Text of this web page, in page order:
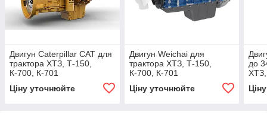
Двигун Caterpillar CAT для
трактора ХТЗ, Т-150,
К-700, К-701
Ціну уточнюйте
Двигун Weichai для
трактора ХТЗ, Т-150,
К-700, К-701
Ціну уточнюйте
до